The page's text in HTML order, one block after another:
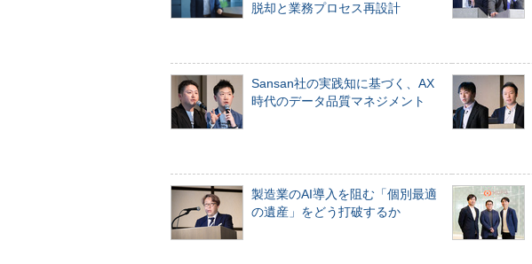
脱却と業務プロセス再設計
Sansan社の実践知に基づく、AX
時代のデータ品質マネジメント
製造業のAI導入を阻む「個別最適
の遺産」をどう打破するか